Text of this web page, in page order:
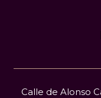
Calle de Alonso